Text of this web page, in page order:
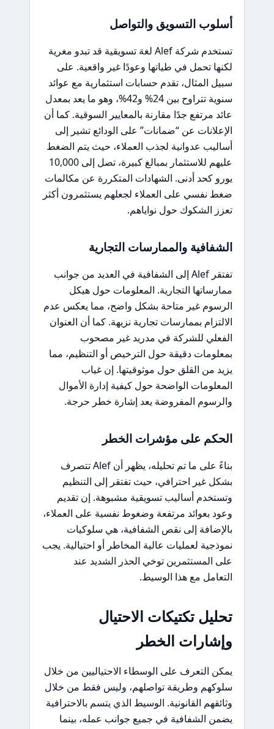
أسلوب التسويق والتواصل
تستخدم شركة Alef لغة تسويقية قد تبدو مغرية
لكنها تحمل في طياتها وعودًا غير واقعية. على
سبيل المثال، تقدم حسابات استثمارية مع عوائد
سنوية تتراوح بين 24% و42%، وهو ما يعد بمعدل
عائد مرتفع جدًا مقارنة بالمعايير السوقية. كما أن
الإعلانات عن “ضمانات” على الودائع تشير إلى
أساليب عدوانية لجذب العملاء، حيث يتم الضغط
عليهم للاستثمار بمبالغ كبيرة، تصل إلى 10,000
يورو كحد أدنى. الشهادات المتكررة عن مكالمات
ضغط نفسي على العملاء لجعلهم يستثمرون أكثر
تعزز الشكوك حول نواياهم.
الشفافية والممارسات التجارية
تفتقر Alef إلى الشفافية في العديد من جوانب
ممارساتها التجارية. المعلومات حول هيكل
الرسوم غير متاحة بشكل واضح، مما يعكس عدم
الالتزام بممارسات تجارية نزيهة. كما أن العنوان
الفعلي للشركة في مدريد غير مصحوب
بمعلومات دقيقة حول الترخيص أو التنظيم، مما
يزيد من القلق حول موثوقيتها. إن غياب
المعلومات الواضحة حول كيفية إدارة الأموال
والرسوم المفروضة يعد إشارة خطر حرجة.
الحكم على مؤشرات الخطر
بناءً على ما تم تحليله، يظهر أن Alef تتصرف
بشكل غير احترافي، حيث تفتقر إلى التنظيم
وتستخدم أساليب تسويقية مشبوهة. إن تقديم
وعود بعوائد مرتفعة وضغوط نفسية على العملاء،
بالإضافة إلى نقص الشفافية، هي سلوكيات
نموذجية لعمليات عالية المخاطر أو احتيالية. يجب
على المستثمرين توخي الحذر الشديد عند
التعامل مع هذا الوسيط.
تحليل تكتيكات الاحتيال
وإشارات الخطر
يمكن التعرف على الوسطاء الاحتياليين من خلال
سلوكهم وطريقة تواصلهم، وليس فقط من خلال
وثائقهم القانونية. الوسيط الذي يتسم بالاحترافية
يضمن الشفافية في جميع جوانب عمله، بينما